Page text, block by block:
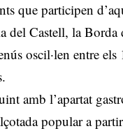
que participen
del Castell, la
oscil·len entre
amb l’apartat
popular a